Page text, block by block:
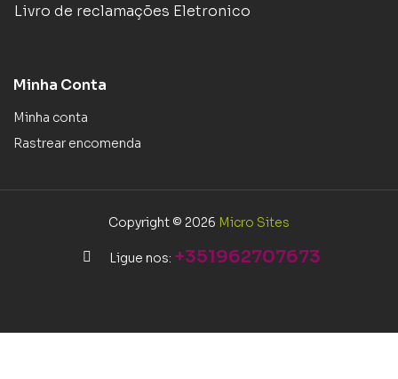
Livro de reclamações Eletronico
Minha Conta
Minha conta
Rastrear encomenda
Copyright © 2026 Micro Sites
Ligue nos: +351962707673